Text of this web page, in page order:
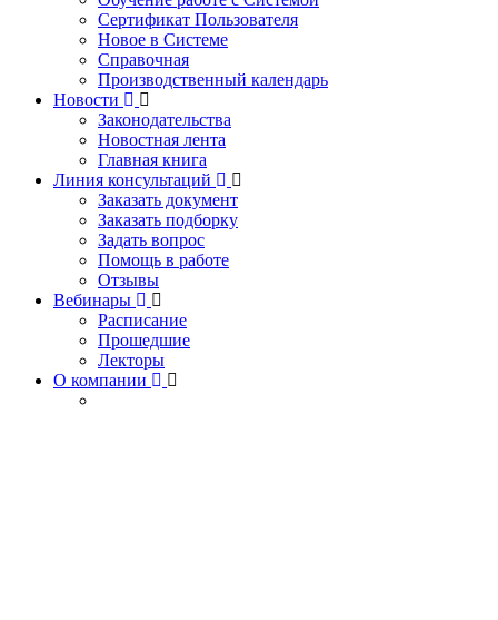
Сертификат Пользователя
Новое в Системе
Справочная
Производственный календарь
Новости
Законодательства
Новостная лента
Главная книга
Линия консультаций
Заказать документ
Заказать подборку
Задать вопрос
Помощь в работе
Отзывы
Вебинары
Расписание
Прошедшие
Лекторы
О компании